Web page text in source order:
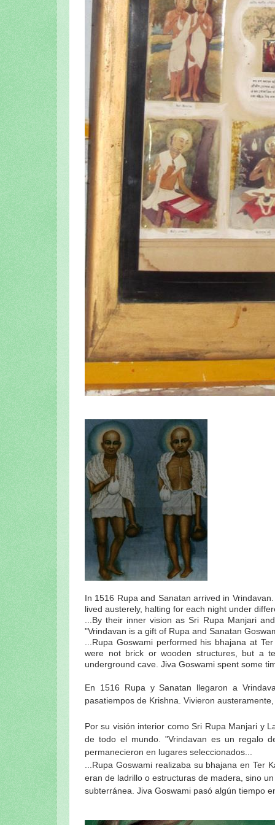
In 1516 Rupa and Sanatan arrived in
lived austerely, halting for each night under
...By their inner vision as Sri Rupa Manjari
"Vrindavan is a gift of Rupa and Sanatan
...Rupa Goswami performed his bhajana at
were not brick or wooden structures, but a
underground cave. Jiva Goswami spent some
En 1516 Rupa y Sanatan llegaron a
pasatiempos de Krishna. Vivieron
Por su visión interior como Sri Rupa Manjari y
de todo el mundo."Vrindavan es un regalo
permanecieron en lugares seleccionados...
...Rupa Goswami realizaba su bhajana en Ter
eran de ladrillo o estructuras de madera, sino
subterránea. Jiva Goswami pasó algún tiempo